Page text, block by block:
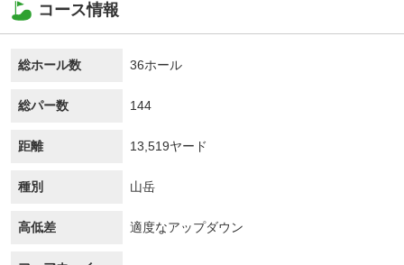
コース情報
総ホール数 36ホール
総パー数 144
距離 13,519ヤード
種別 山岳
高低差 適度なアップダウン